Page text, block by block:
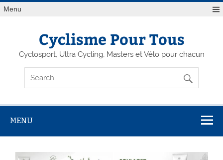
Menu
Cyclisme Pour Tous
Cyclosport, Ultra Cycling, Masters et Vélo pour chacun
MENU